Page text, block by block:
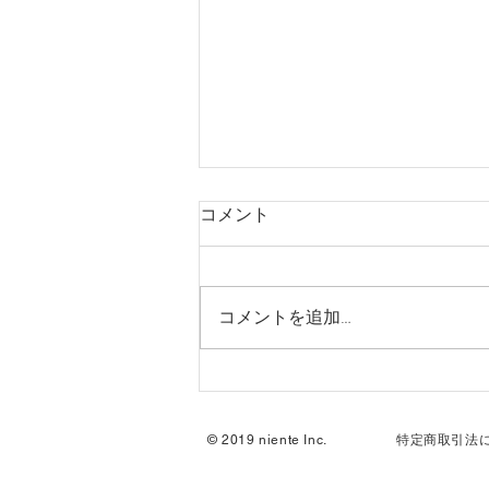
コメント
コメントを追加…
© 2019 niente Inc. 特定商取引法